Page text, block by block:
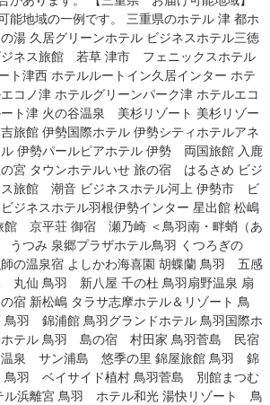
能地域の一例です。 三重県のホテル 津 都ホ
湯 久居グリーンホテル ビジネスホテル三徳
ジネス旅館 若草 津市 フェニックスホテル
津西 ホテルルートイン久居インター ホテ
コノ津 ホテルグリーンパーク津 ホテルエコ
ート津 火の谷温泉 美杉リゾート 美杉リゾー
旅館 伊勢国際ホテル 伊勢シティホテルアネ
伊勢パールピアホテル 伊勢 両国旅館 入鹿
宮 タウンホテルいせ 旅の宿 はるさめ ビジ
ス旅館 潮音 ビジネスホテル河上 伊勢市 ビ
ジネスホテル羽根伊勢インター 星出館 松嶋
京平荘 御宿 瀬乃崎 ＜鳥羽南・畔蛸（あ
つみ 泉郷プラザホテル鳥羽 くつろぎの
温泉宿 よしかわ海喜園 胡蝶蘭 鳥羽 五感
仙 鳥羽 新八屋 千の杜 鳥羽扇野温泉 扇
宿 新松嶋 タラサ志摩ホテル＆リゾート 鳥
羽 錦浦館 鳥羽グランドホテル 鳥羽国際ホ
テル 鳥羽 島の宿 村田家 鳥羽菅島 民宿
温泉 サン浦島 悠季の里 錦屋旅館 鳥羽 錦
羽 ベイサイド植村 鳥羽菅島 別館まつむ
ル浜離宮 鳥羽 ホテル和光 湯快リゾート 鳥